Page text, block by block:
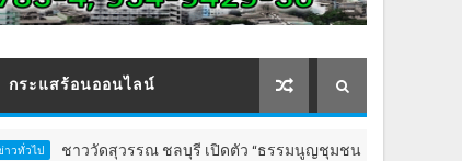
กระแสร้อนออนไลน์
ชาววัดสุวรรณ ชลบุรี เปิดตัว “ธรรมนูญชุมชนตำบลวัดสุวรรณ”